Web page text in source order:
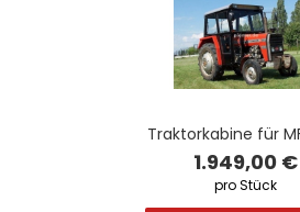
Traktorkabine für
1.949,00 €
pro Stück